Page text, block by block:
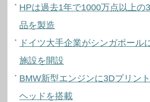
HPは過去1年で1000万点以上の
品を製造
ドイツ大手企業がシンガポール
施設を開設
BMW新型エンジンに3Dプリン
ヘッドを搭載